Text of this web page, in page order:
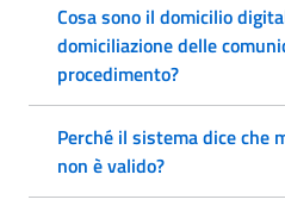
Cosa sono il domicilio
domiciliazione delle
procedimento?
Perché il sistema dice che
non è valido?